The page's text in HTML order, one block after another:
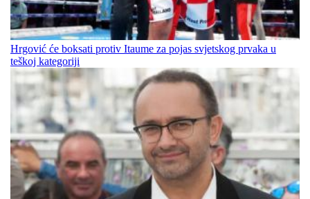
Hrgović će boksati protiv Itaume za pojas svjetskog prvaka u
teškoj kategoriji